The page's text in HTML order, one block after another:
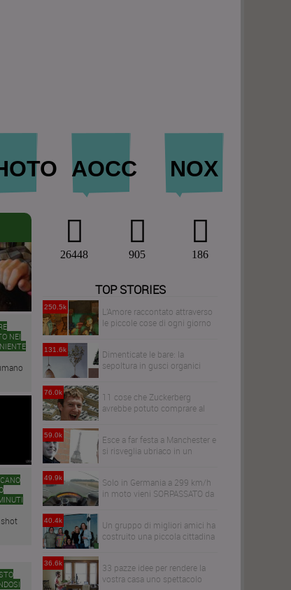
AOCC NOX
26448 905 186
TOP STORIES
L'Amore raccontato attraverso
le piccole cose di ogni giorno
250.5k
Dimenticate le bare: la
sepoltura in gusci organici
131.6k
11 cose che Zuckerberg
avrebbe potuto comprare al
76.0k
Esce a far festa a Manchester e
si risveglia ubriaco in un
59.0k
Solo in Germania a 299 km/h
in moto vieni SORPASSATO da
49.9k
Un gruppo di migliori amici ha
costruito una piccola cittadina
40.4k
33 pazze idee per rendere la
vostra casa uno spettacolo
36.6k
NEI